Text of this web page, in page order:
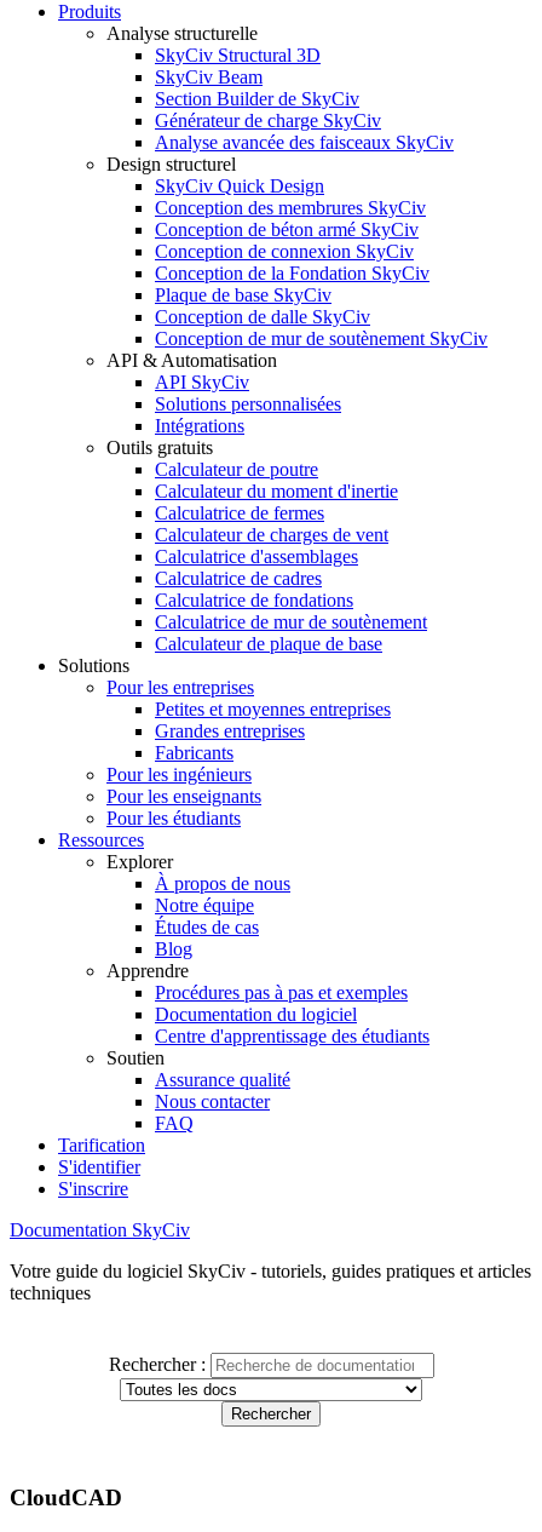
Produits
Analyse structurelle
SkyCiv Structural 3D
SkyCiv Beam
Section Builder de SkyCiv
Générateur de charge SkyCiv
Analyse avancée des faisceaux SkyCiv
Design structurel
SkyCiv Quick Design
Conception des membrures SkyCiv
Conception de béton armé SkyCiv
Conception de connexion SkyCiv
Conception de la Fondation SkyCiv
Plaque de base SkyCiv
Conception de dalle SkyCiv
Conception de mur de soutènement SkyCiv
API & Automatisation
API SkyCiv
Solutions personnalisées
Intégrations
Outils gratuits
Calculateur de poutre
Calculateur du moment d'inertie
Calculatrice de fermes
Calculateur de charges de vent
Calculatrice d'assemblages
Calculatrice de cadres
Calculatrice de fondations
Calculatrice de mur de soutènement
Calculateur de plaque de base
Solutions
Pour les entreprises
Petites et moyennes entreprises
Grandes entreprises
Fabricants
Pour les ingénieurs
Pour les enseignants
Pour les étudiants
Ressources
Explorer
À propos de nous
Notre équipe
Études de cas
Blog
Apprendre
Procédures pas à pas et exemples
Documentation du logiciel
Centre d'apprentissage des étudiants
Soutien
Assurance qualité
Nous contacter
FAQ
Tarification
S'identifier
S'inscrire
Documentation SkyCiv
Votre guide du logiciel SkyCiv - tutoriels, guides pratiques et articles
techniques
Rechercher :
CloudCAD